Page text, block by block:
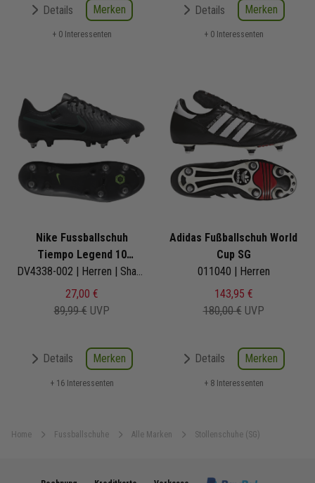
Home Fussballschuhe Alle Marken Stollenschuhe (SG)
Details Merken
+ 0 Interessenten
Details Merken
+ 0 Interessenten
Nike Fussballschuh
Tiempo Legend 10
Academy Pro SG
DV4338-002 | Herren | Shadow Pack | schwarz
27,00 €
89,99 € UVP
Details Merken
+ 16 Interessenten
Adidas Fußballschuh World
Cup SG
011040 | Herren
143,95 €
180,00 € UVP
Details Merken
+ 8 Interessenten